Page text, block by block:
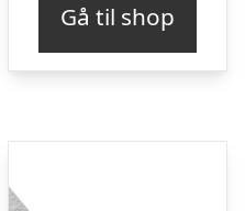
Gå til shop